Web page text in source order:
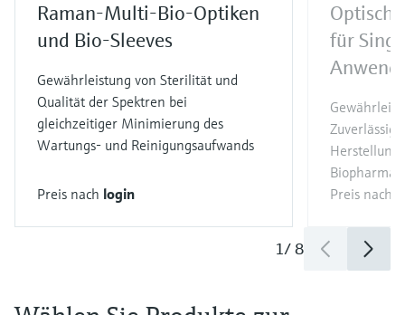
Raman-Multi-Bio-Optiken
und Bio-Sleeves
Gewährleistung von Sterilität und
Qualität der Spektren bei
gleichzeitiger Minimierung des
Wartungs- und Reinigungsaufwands
Preis nach login
für
Herstellung
Preis nach
1/8